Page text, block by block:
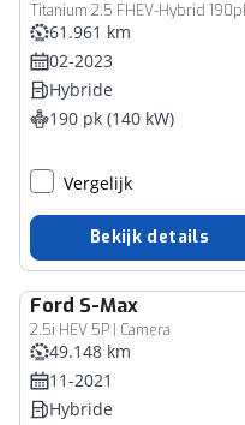
61.961 km
02-2023
Hybride
190 pk (140 kW)
Vergelijk
Bekijk details
Ford S-Max
2.5i HEV 5P | Camera
49.148 km
11-2021
Hybride